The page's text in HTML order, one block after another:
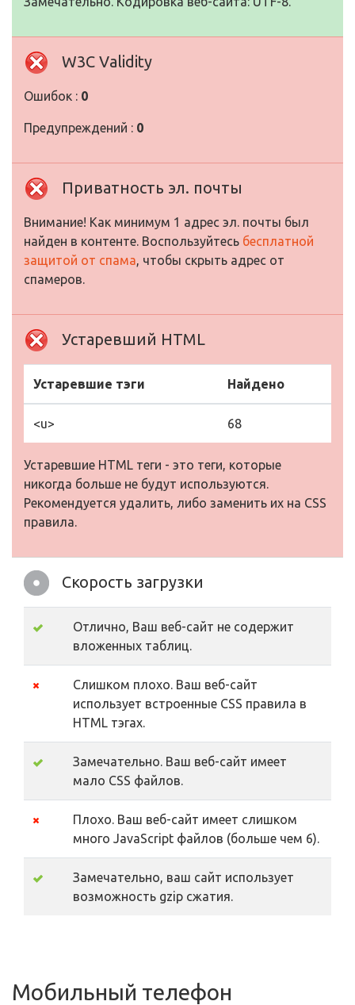
W3C Validity
Ошибок : 0
Предупреждений : 0
Приватность эл. почты
Внимание! Как минимум 1 адрес эл. почты был
найден в контенте. Воспользуйтесь бесплатной
защитой от спама, чтобы скрыть адрес от
спамеров.
Устаревший HTML
Устаревшие тэги Найдено
<u> 68
Устаревшие HTML теги - это теги, которые
никогда больше не будут используются.
Рекомендуется удалить, либо заменить их на CSS
правила.
Скорость загрузки
Отлично, Ваш веб-сайт не содержит
вложенных таблиц.
Слишком плохо. Ваш веб-сайт
использует встроенные CSS правила в
HTML тэгах.
Замечательно. Ваш веб-сайт имеет
мало CSS файлов.
Плохо. Ваш веб-сайт имеет слишком
много JavaScript файлов (больше чем 6).
Замечательно, ваш сайт использует
возможность gzip сжатия.
Мобильный телефон